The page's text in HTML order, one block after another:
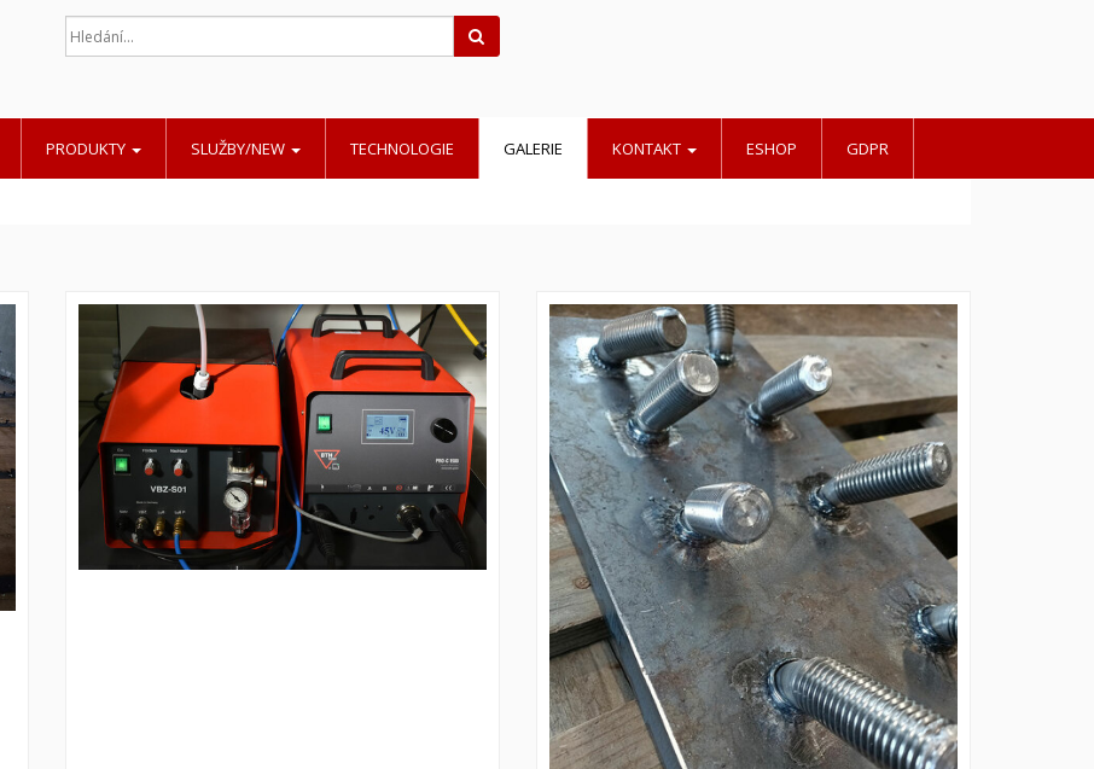
PRODUKTY SLUŽBY/NEW TECHNOLOGIE GALERIE KONTAKT ESHOP GDPR